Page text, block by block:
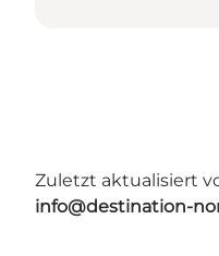
Zuletzt aktualisiert
info@destination-